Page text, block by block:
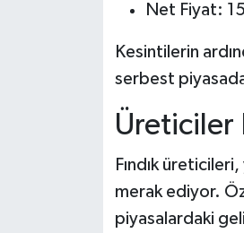
Net Fiyat:
Kesintilerin
serbest
Üreticiler
Fındık
merak ediyor.
piyasalardaki